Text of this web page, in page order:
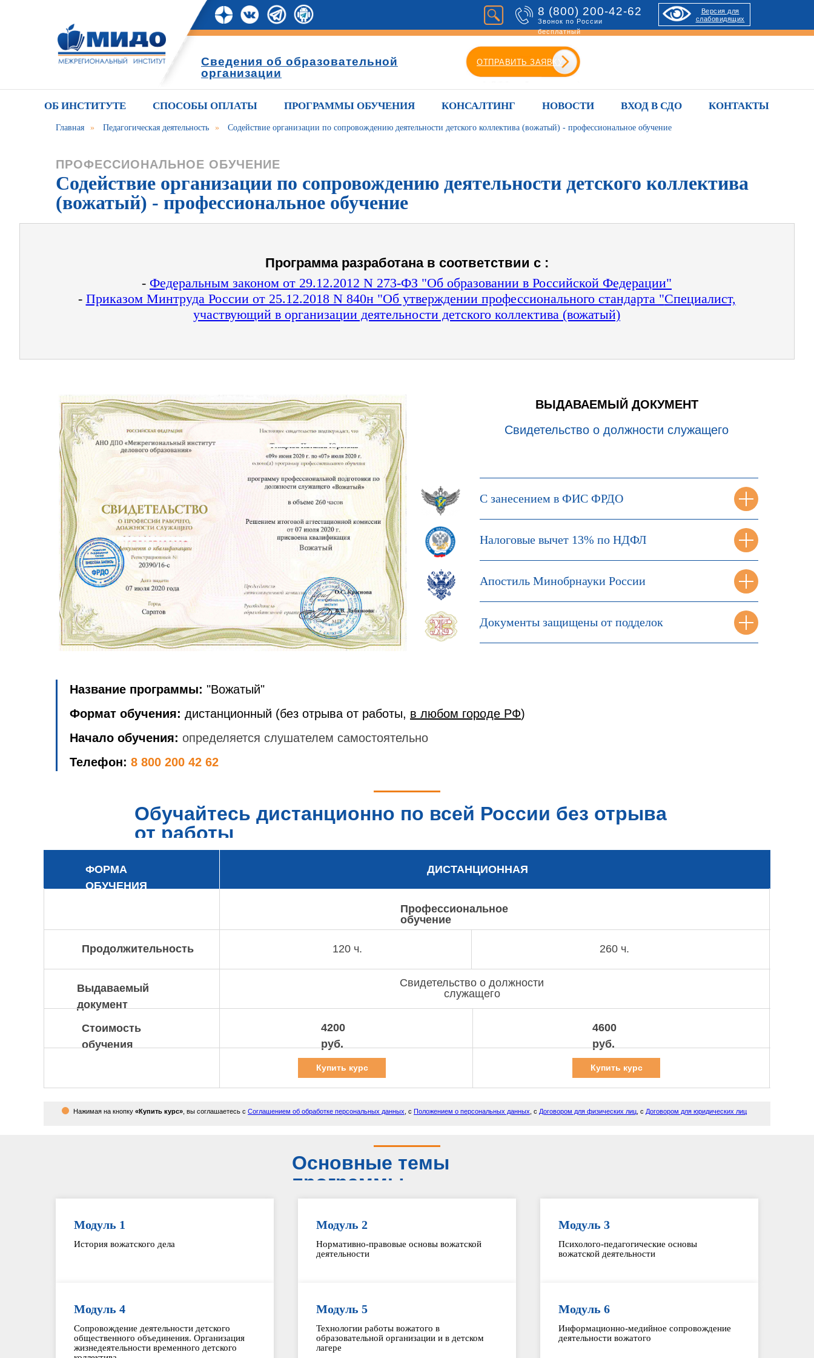
8 (800) 200-42-62
Звонок по России
бесплатный
ОТПРАВИТЬ ЗАЯВКУ
Версия для
слабовидящих
Сведения об образовательной
организации
ОБ ИНСТИТУТЕ СПОСОБЫ ОПЛАТЫ ПРОГРАММЫ ОБУЧЕНИЯ КОНСАЛТИНГ НОВОСТИ ВХОД В СДО КОНТАКТЫ
Главная » Педагогическая деятельность » Содействие организации по сопровождению деятельности детского коллектива (вожатый) - профессиональное обучение
ПРОФЕССИОНАЛЬНОЕ ОБУЧЕНИЕ
Содействие организации по сопровождению деятельности детского коллектива
(вожатый) - профессиональное обучение
Программа разработана в соответствии с :
- Федеральным законом от 29.12.2012 N 273-ФЗ "Об образовании в Российской Федерации"
- Приказом Минтруда России от 25.12.2018 N 840н "Об утверждении профессионального стандарта "Специалист,
участвующий в организации деятельности детского коллектива (вожатый)
ВЫДАВАЕМЫЙ ДОКУМЕНТ
Свидетельство о должности служащего
С занесением в ФИС ФРДО
Налоговые вычет 13% по НДФЛ
Апостиль Минобрнауки России
Документы защищены от подделок
Название программы: "Вожатый"
Формат обучения: дистанционный (без отрыва от работы, в любом городе РФ)
Начало обучения: определяется слушателем самостоятельно
Телефон: 8 800 200 42 62
Обучайтесь дистанционно по всей России без отрыва
от работы
ФОРМА
ОБУЧЕНИЯ
ДИСТАНЦИОННАЯ
Профессиональное
обучение
Продолжительность
Выдаваемый
документ
Стоимость
обучения
Свидетельство о должности
служащего
120 ч.
4200
руб.
260 ч.
4600
руб.
Купить курс Купить курс
Нажимая на кнопку «Купить курс» , вы соглашаетесь с Соглашением об обработке персональных данных , с Положением о персональных данных , с Договором для физических лиц , с Договором для юридических лиц
Основные темы
программы
Модуль 1
История вожатского дела
Модуль 2
Нормативно-правовые основы вожатской
деятельности
Модуль 3
Психолого-педагогические основы
вожатской деятельности
Модуль 4
Сопровождение деятельности детского
общественного объединения. Организация
жизнедеятельности временного детского
Модуль 5
Технологии работы вожатого в
образовательной организации и в детском
лагере
Модуль 6
Информационно-медийное сопровождение
деятельности вожатого